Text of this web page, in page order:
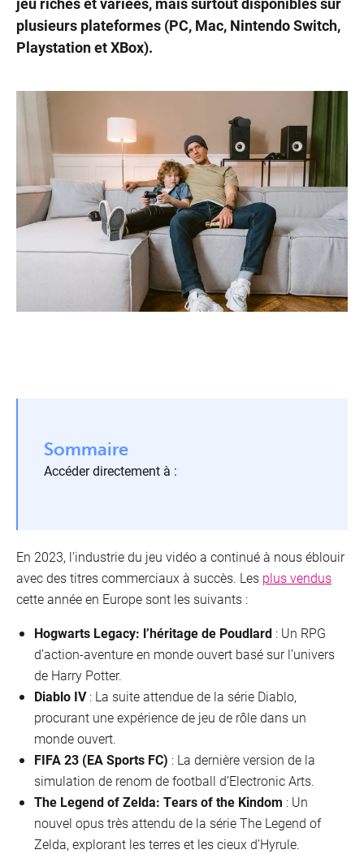
plusieurs plateformes (PC, Mac, Nintendo Switch,
Playstation et XBox).
Sommaire
Accéder directement à :
En 2023, l’industrie du jeu vidéo a continué à nous éblouir
avec des titres commerciaux à succès. Les plus vendus
cette année en Europe sont les suivants :
Hogwarts Legacy: l’héritage de Poudlard : Un RPG
d’action-aventure en monde ouvert basé sur l’univers
de Harry Potter.
Diablo IV: La suite attendue de la série Diablo,
procurant une expérience de jeu de rôle dans un
monde ouvert.
FIFA 23 (EA Sports FC) : La dernière version de la
simulation de renom de football d’Electronic Arts.
The Legend of Zelda: Tears of the Kindom : Un
nouvel opus très attendu de la série The Legend of
Zelda, explorant les terres et les cieux d’Hyrule.